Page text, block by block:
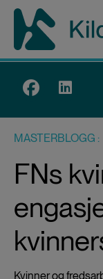
Hopp
hovedinnhold
MASTERBLOGG
FNs
Kvinner og